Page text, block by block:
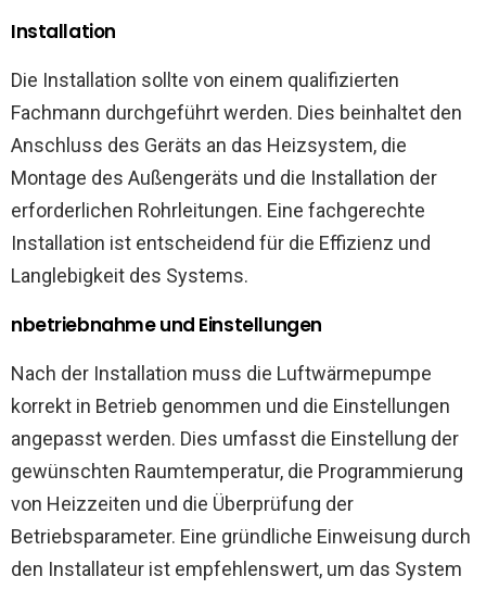
Installation
Die Installation sollte von einem qualifizierten
Fachmann durchgeführt werden. Dies beinhaltet den
Anschluss des Geräts an das Heizsystem, die
Montage des Außengeräts und die Installation der
erforderlichen Rohrleitungen. Eine fachgerechte
Installation ist entscheidend für die Effizienz und
Langlebigkeit des Systems.
nbetriebnahme und Einstellungen
Nach der Installation muss die Luftwärmepumpe
korrekt in Betrieb genommen und die Einstellungen
angepasst werden. Dies umfasst die Einstellung der
gewünschten Raumtemperatur, die Programmierung
von Heizzeiten und die Überprüfung der
Betriebsparameter. Eine gründliche Einweisung durch
den Installateur ist empfehlenswert, um das System